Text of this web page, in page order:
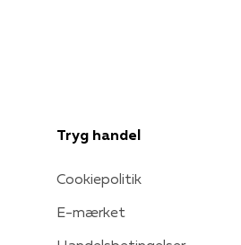
Tryg handel
Cookiepolitik
E-mærket